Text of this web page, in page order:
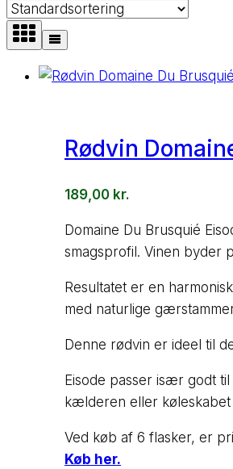
Rødvin
189,00 kr.
Domaine Du Brusquié
smagsprofil. Vinen byder
Resultatet er en
med naturlige
Denne rødvin er ideel til
Eisode passer især godt
kælderen eller
Ved køb af 6 flasker, er
Køb her.